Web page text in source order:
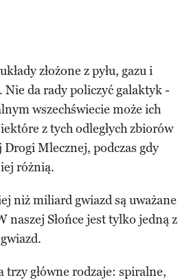
złożone z pyłu, gazu i
Nie da rady policzyć galaktyk -
wszechświecie może ich
z tych odległych zbiorów
Drogi Mlecznej, podczas gdy
różnią.
niż miliard gwiazd są uważane
naszej Słońce jest tylko jedną z
główne rodzaje: spiralne,